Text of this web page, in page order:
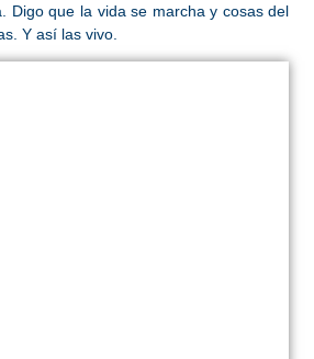
Digo que la vida se marcha y cosas del
Y así las vivo.